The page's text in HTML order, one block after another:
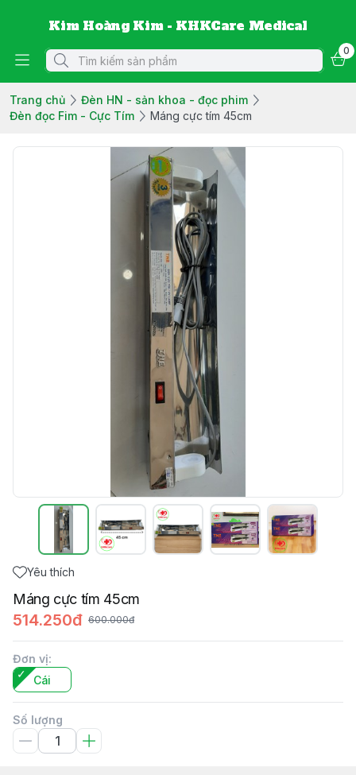
Kim Hoàng Kim - KHKCare Medical
0
Trang chủ
Đèn HN - sản khoa - đọc phim
Đèn đọc Fim - Cực Tím
Máng cực tím 45cm
Yêu thích
Máng cực tím 45cm
514.250đ 600.000đ
Đơn vị:
Cái
Số lượng